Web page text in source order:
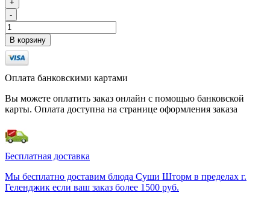
+
-
В корзину
Оплата банковскими картами
Вы можете оплатить заказ онлайн с помощью банковской
карты. Оплата доступна на странице оформления заказа
Бесплатная доставка
Мы бесплатно доставим блюда Суши Шторм в пределах г.
Геленджик если ваш заказ более 1500 руб.